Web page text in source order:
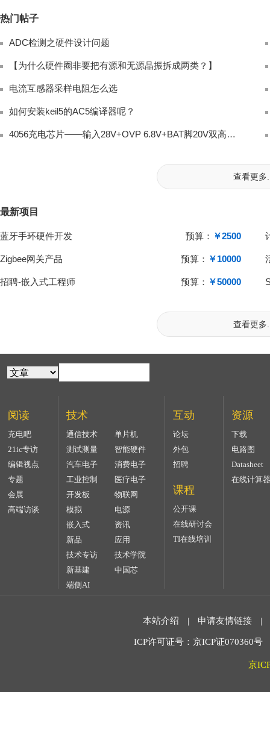
热门帖子
ADC检测之硬件设计问题
【为什么硬件圈非要把有源和无源晶振拆成两类？】
电流互感器采样电阻怎么选
如何安装keil5的AC5编译器呢？
4056充电芯片——输入28V+OVP 6.8V+BAT脚20V双高耐压全解读
查看更多
最新项目
蓝牙手环硬件开发 预算： ￥2500
Zigbee网关产品 预算： ￥10000
招聘-嵌入式工程师 预算： ￥50000
查看更多
阅读
充电吧
21ic专访
编辑视点
专题
会展
高端访谈
技术
通信技术
单片机
测试测量
智能硬件
汽车电子
消费电子
工业控制
医疗电子
开发板
物联网
模拟
电源
嵌入式
资讯
新品
应用
技术专访
技术学院
新基建
中国芯
端侧AI
互动
论坛
外包
招聘
课程
公开课
在线研讨会
TI在线培训
资源
下载
电路图
Datasheet
在线计算器
本站介绍 | 申请友情链接 |
ICP许可证号：京ICP证070360
京